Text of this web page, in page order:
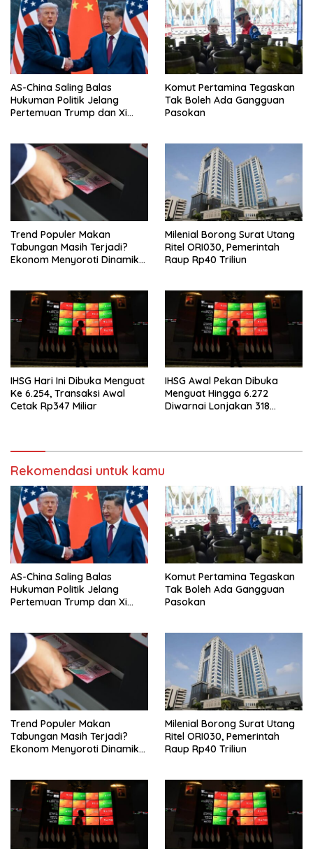
AS-China Saling Balas
Hukuman Politik Jelang
Pertemuan Trump dan Xi
Komut Pertamina Tegaskan
Tak Boleh Ada Gangguan
Pasokan
Trend Populer Makan
Tabungan Masih Terjadi?
Ekonom Menyoroti Dinamika
Milenial Borong Surat Utang
Ritel ORI030, Pemerintah
Raup Rp40 Triliun
IHSG Hari Ini Dibuka Menguat
Ke 6.254, Transaksi Awal
Cetak Rp347 Miliar
IHSG Awal Pekan Dibuka
Menguat Hingga 6.272
Diwarnai Lonjakan 318
Rekomendasi untuk kamu
AS-China Saling Balas
Hukuman Politik Jelang
Pertemuan Trump dan Xi
Komut Pertamina Tegaskan
Tak Boleh Ada Gangguan
Pasokan
Trend Populer Makan
Tabungan Masih Terjadi?
Ekonom Menyoroti Dinamika
Milenial Borong Surat Utang
Ritel ORI030, Pemerintah
Raup Rp40 Triliun